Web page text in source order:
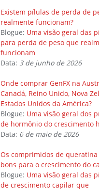
Existem pílulas de perda de
realmente funcionam?
Blogue: Uma visão geral das
para perda de peso que
funcionam
Data: 3 de junho de 2026
Onde comprar GenFX na
Canadá, Reino Unido, Nova
Estados Unidos da América?
Blogue: Uma visão geral dos
de hormônio do crescimento
Data: 6 de maio de 2026
Os comprimidos de queratina
bons para o crescimento do
Blogue: Uma visão geral das
de crescimento capilar que